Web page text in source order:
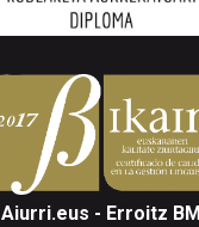
Aiurri.eus - Erroitz BM